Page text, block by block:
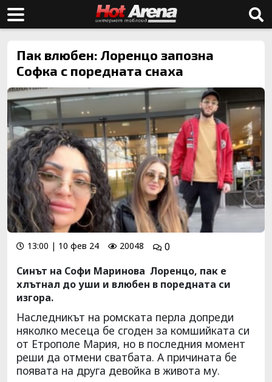
Пак влюбен: Лоренцо запозна
Софка с поредната снаха
13:00 | 10 фев 24 20048
0
Синът на Софи Маринова Лоренцо, пак е
хлътнал до уши и влюбен в поредната си
изгора.
Наследникът на ромската перла допреди
няколко месеца бе сгоден за комшийката си
от Етрополе Мария, но в последния момент
реши да отмени сватбата. А причината бе
появата на друга девойка в живота му.